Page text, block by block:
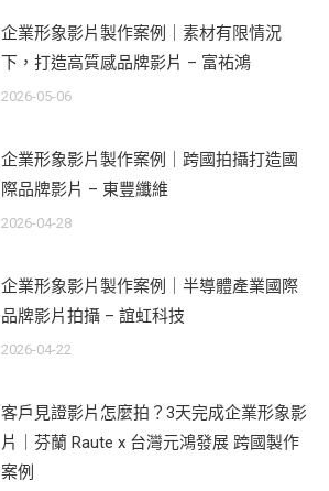
企業形象影片製作案例｜素材有限情況
下，打造高質感品牌影片 – 富祐鴻
2026-05-06
企業形象影片製作案例｜跨國拍攝打造國
際品牌影片 – 東豐纖維
2026-04-28
企業形象影片製作案例｜半導體產業國際
品牌影片拍攝 – 誼虹科技
2026-04-22
客戶見證影片怎麼拍？3天完成企業形象影
片｜芬蘭 Raute x 台灣元鴻發展 跨國製作
案例